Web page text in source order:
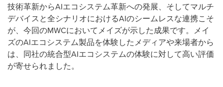
技術革新からAIエコシステム革新への発展、そしてマルチ
デバイスと全シナリオにおけるAIのシームレスな連携こそ
が、今回のMWCにおいてメイズが示した成果です。メイ
ズのAIエコシステム製品を体験したメディアや来場者から
は、同社の統合型AIエコシステムの体験に対して高い評価
が寄せられました。